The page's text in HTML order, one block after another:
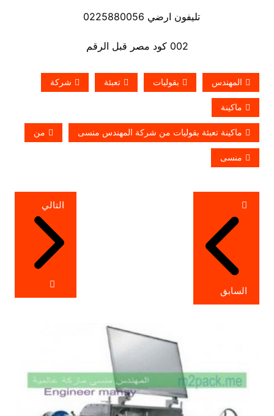
تليفون ارضي 0225880056
002 كود مصر قبل الرقم
المهندس بقوليات تعبئة شركة
ماكينة
ماكينة تعبئة بقوليات من شركة المهندس منسى من
منسى
تصفّح
المقالات
السابق
التالي